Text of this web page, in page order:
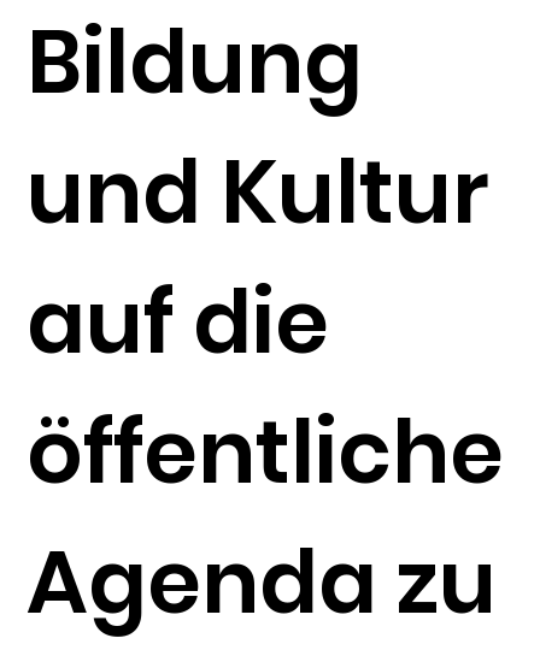
Bildung
und Kultur
auf die
öffentliche
Agenda zu